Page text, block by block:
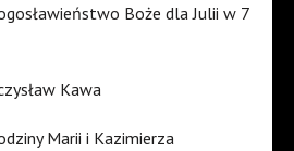
Boże dla Julii w 7
Kawa
Marii i Kazimierza